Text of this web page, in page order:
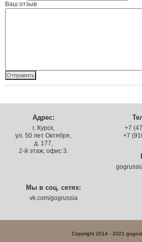
Ваш отзыв
Адрес:
г. Курск,
ул. 50 лет Октября,
д. 177,
2-й этаж, офис 3.
+7
+7
Мы в соц. сетях:
vk.com/gogrussia
Copyright 2014 - 2021